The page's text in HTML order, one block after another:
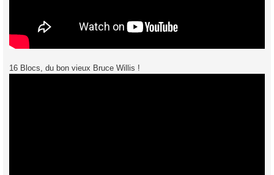
16 Blocs, du bon vieux Bruce Willis !